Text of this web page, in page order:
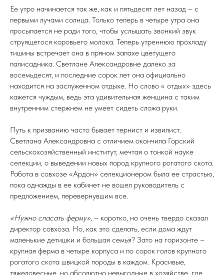
Ее утро начинается так же, как и пятьдесят лет назад – с
первыми лучами солнца. Только теперь в четыре утра она
просыпается не ради того, чтобы услышать звонкий звук
струящегося коровьего молока. Теперь утреннюю прохладу
тишины встречает она в пряном запахе цветущего
палисадника. Светлане Александровне далеко за
восемьдесят, и последние сорок лет она официально
находится на заслуженном отдыхе. Но слово « отдых» здесь
кажется чуждым, ведь эта удивительная женщина с таким
внутренним стержнем не умеет сидеть сложа руки.
Путь к призванию часто бывает тернист и извилист.
Светлана Александровна с отличием окончила Горский
сельскохозяйственный институт, мечтая о тонкой науке
селекции, о выведении новых пород крупного рогатого скота.
Работа в совхозе «Ардон» селекционером была ее страстью,
пока однажды в ее кабинет не вошел руководитель с
предложением, перевернувшим все.
«Нужно спасать ферму», – коротко, но очень твердо сказал
директор совхоза. Но, как это сделать, если дома ждут
маленькие детишки и большая семья? Зато на горизонте –
крупная ферма в четыре корпуса и по сорок голов крупного
рогатого скота швицкой породы в каждом. Красивые,
тяжеловесные, но абсолютно невыгодные в хозяйстве, где